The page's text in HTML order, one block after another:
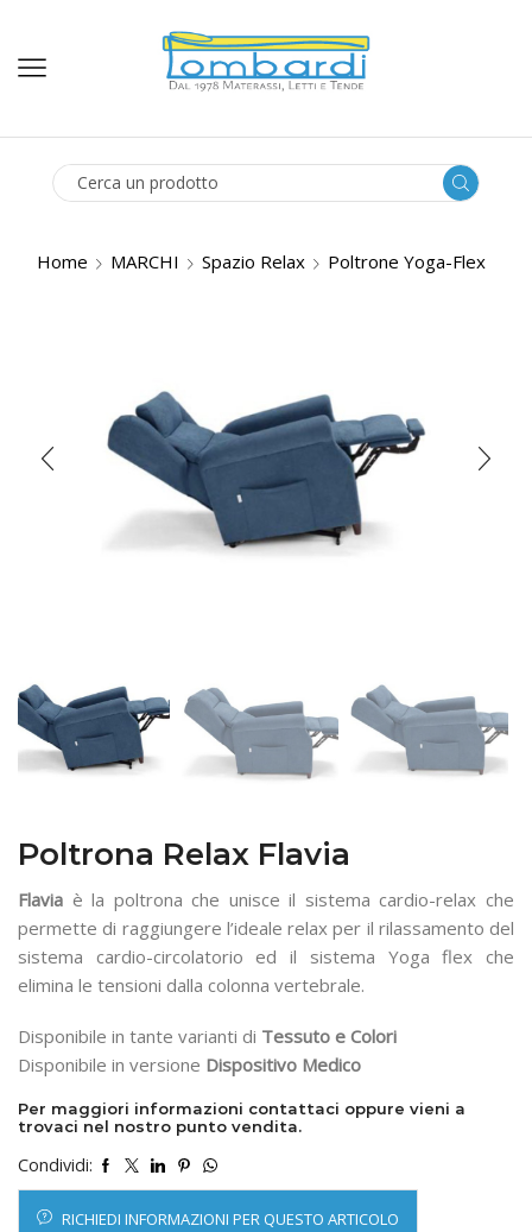
Home MARCHI Spazio Relax Poltrone Yoga-Flex
Poltrona Relax Flavia
Flavia è la poltrona che unisce il sistema cardio-relax che
permette di raggiungere l’ideale relax per il rilassamento del
sistema cardio-circolatorio ed il sistema Yoga flex che
elimina le tensioni dalla colonna vertebrale.
Disponibile in tante varianti di Tessuto e Colori
Disponibile in versione Dispositivo Medico
Per maggiori informazioni contattaci oppure vieni a
trovaci nel nostro punto vendita.
Condividi:
RICHIEDI INFORMAZIONI PER QUESTO ARTICOLO